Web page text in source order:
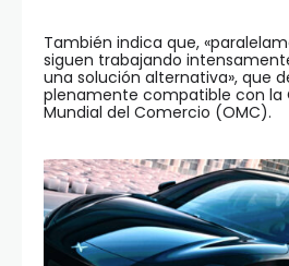
También indica que,
siguen trabajando
una solución alternativa», que
plenamente compatible con la
Mundial del Comercio (OMC).